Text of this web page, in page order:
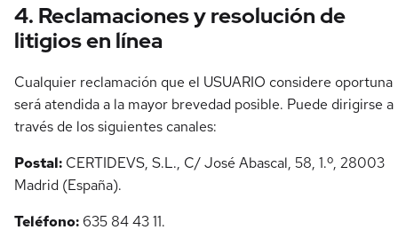
4. Reclamaciones y resolución de
litigios en línea
Cualquier reclamación que el USUARIO considere oportuna
será atendida a la mayor brevedad posible. Puede dirigirse a
través de los siguientes canales:
Postal: CERTIDEVS, S.L., C/ José Abascal, 58, 1.º, 28003
Madrid (España).
Teléfono: 635 84 43 11.